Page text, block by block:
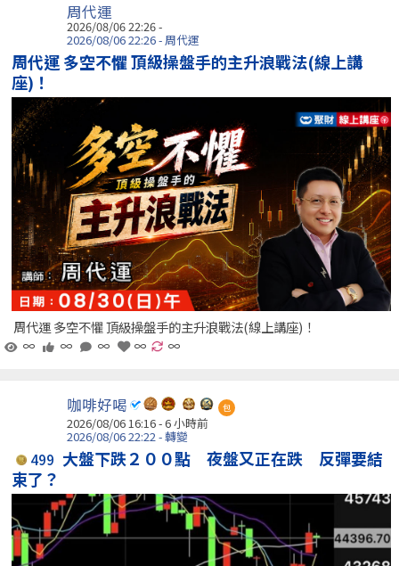
周代運
2026/08/06 22:26 -
2026/08/06 22:26 - 周代運
周代運 多空不懼 頂級操盤手的主升浪戰法(線上講
座)！
周代運 多空不懼 頂級操盤手的主升浪戰法(線上講座)！
∞
∞ ∞ ∞ ∞
咖啡好喝 包
2026/08/06 16:16 -6 小時前
2026/08/06 22:22 - 轉變
499 大盤下跌２００點 夜盤又正在跌 反彈要結
束了？